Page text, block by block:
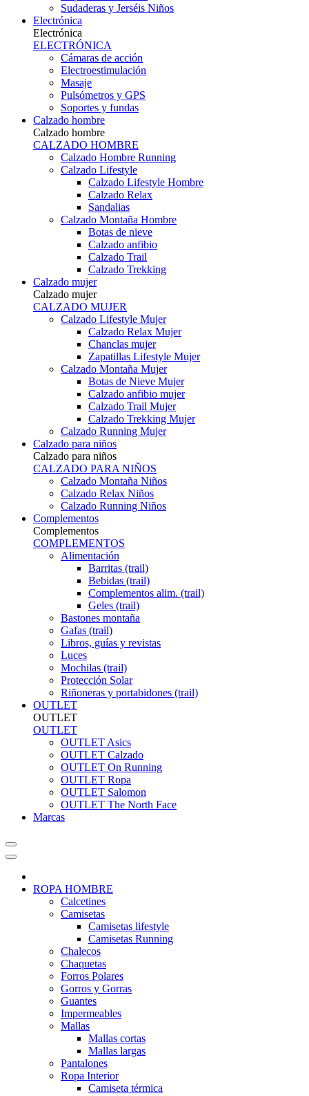
Sudaderas y Jerséis Niños
Electrónica
Electrónica
ELECTRÓNICA
Cámaras de acción
Electroestimulación
Masaje
Pulsómetros y GPS
Soportes y fundas
Calzado hombre
Calzado hombre
CALZADO HOMBRE
Calzado Hombre Running
Calzado Lifestyle
Calzado Lifestyle Hombre
Calzado Relax
Sandalias
Calzado Montaña Hombre
Botas de nieve
Calzado anfibio
Calzado Trail
Calzado Trekking
Calzado mujer
Calzado mujer
CALZADO MUJER
Calzado Lifestyle Mujer
Calzado Relax Mujer
Chanclas mujer
Zapatillas Lifestyle Mujer
Calzado Montaña Mujer
Botas de Nieve Mujer
Calzado anfibio mujer
Calzado Trail Mujer
Calzado Trekking Mujer
Calzado Running Mujer
Calzado para niños
Calzado para niños
CALZADO PARA NIÑOS
Calzado Montaña Niños
Calzado Relax Niños
Calzado Running Niños
Complementos
Complementos
COMPLEMENTOS
Alimentación
Barritas (trail)
Bebidas (trail)
Complementos alim. (trail)
Geles (trail)
Bastones montaña
Gafas (trail)
Libros, guías y revistas
Luces
Mochilas (trail)
Protección Solar
Riñoneras y portabidones (trail)
OUTLET
OUTLET
OUTLET
OUTLET Asics
OUTLET Calzado
OUTLET On Running
OUTLET Ropa
OUTLET Salomon
OUTLET The North Face
Marcas
ROPA HOMBRE
Calcetines
Camisetas
Camisetas lifestyle
Camisetas Running
Chalecos
Chaquetas
Forros Polares
Gorros y Gorras
Guantes
Impermeables
Mallas
Mallas cortas
Mallas largas
Pantalones
Ropa Interior
Camiseta térmica